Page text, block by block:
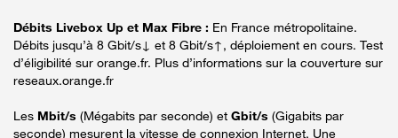
Débits Livebox Up et Max Fibre : En France métropolitaine.
Débits jusqu’à 8 Gbit/s↓ et 8 Gbit/s↑, déploiement en cours. Test
d’éligibilité sur orange.fr. Plus d’informations sur la couverture sur
reseaux.orange.fr
Les Mbit/s (Mégabits par seconde) et Gbit/s (Gigabits par
seconde) mesurent la vitesse de connexion Internet. Une